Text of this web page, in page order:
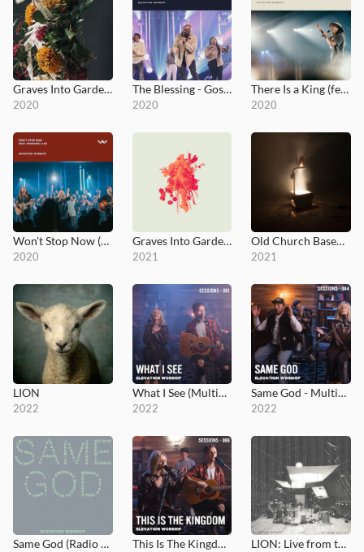
Graves Into Gardens EP
2020
The Blessing - Gospel Revamp
2020
There Is a King (feat. Brandon Lake - Live from Elevation Ballantyne)
2020
Won't Stop Now (feat. Brandon Lake - Live - Elevation Worship)
2020
Graves Into Gardens: Morning & Evening
2021
Old Church Basement
2021
LION
2022
What I See (MultiTracks Session)
2022
Same God - MultiTracks.com Session
2022
Same God (Radio Version) This Is The Kingdom - MultiTracks.com Session LION: Live from the Loft